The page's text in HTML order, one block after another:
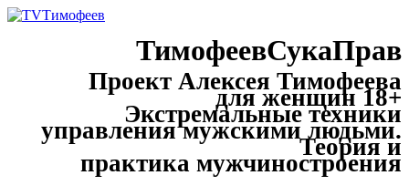
ТимофеевСукаПрав
Проект Алексея Тимофеева
для женщин 18+
Экстремальные техники
управления мужскими людьми.
Теория и
практика мужчиностроения